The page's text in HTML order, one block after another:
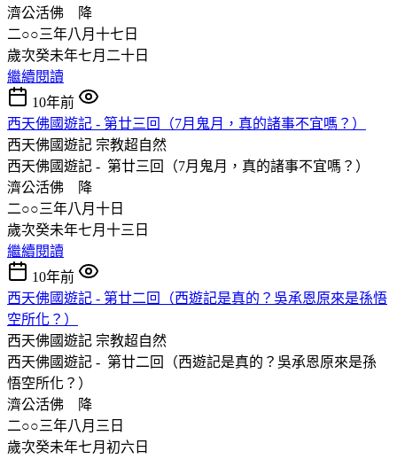
濟公活佛 降
二○○三年八月十七日
歲次癸未年七月二十日
繼續閱讀
10年前
西天佛國遊記 - 第廿三回（7月鬼月，真的諸事不宜嗎？）
西天佛國遊記 宗教超自然
西天佛國遊記 - 第廿三回（7月鬼月，真的諸事不宜嗎？）
濟公活佛 降
二○○三年八月十日
歲次癸未年七月十三日
繼續閱讀
10年前
西天佛國遊記 - 第廿二回（西遊記是真的？吳承恩原來是孫悟
空所化？）
西天佛國遊記 宗教超自然
西天佛國遊記 - 第廿二回（西遊記是真的？吳承恩原來是孫
悟空所化？）
濟公活佛 降
二○○三年八月三日
歲次癸未年七月初六日